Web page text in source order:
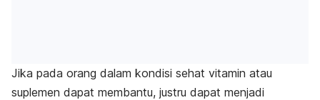
Jika pada orang dalam kondisi sehat vitamin atau
suplemen dapat membantu, justru dapat menjadi